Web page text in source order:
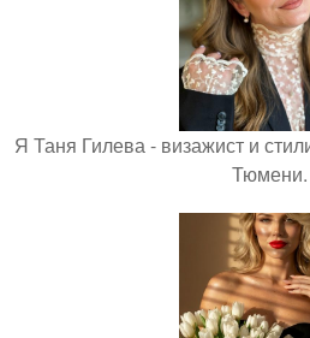
Я Таня Гилева - визажист и
Тюмени.